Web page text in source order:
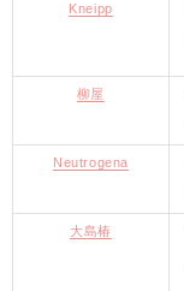
Kneipp
柳屋
Neutrogena
大島椿